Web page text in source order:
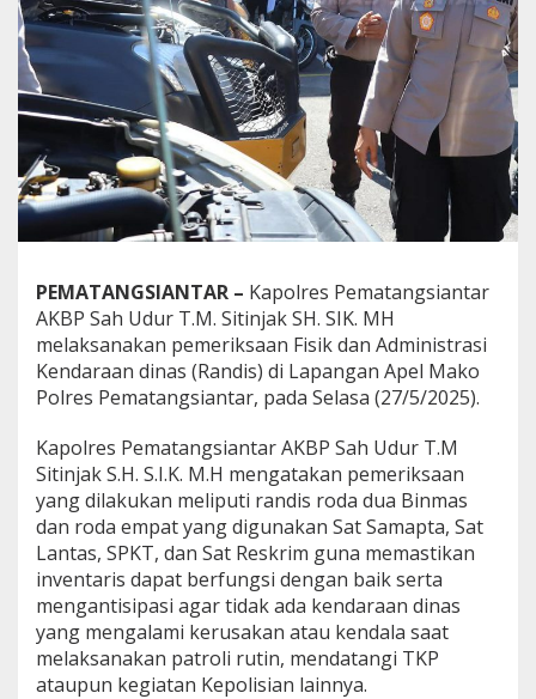
t
a
r
i
s
B
e
r
f
u
n
i
,
K
a
p
o
r
e
s
P
e
m
a
a
n
g
s
PEMATANGSIANTAR – Kapolres Pematangsiantar
AKBP Sah Udur T.M. Sitinjak SH. SIK. MH
melaksanakan pemeriksaan Fisik dan Administrasi
Kendaraan dinas (Randis) di Lapangan Apel Mako
Polres Pematangsiantar, pada Selasa (27/5/2025).
Kapolres Pematangsiantar AKBP Sah Udur T.M
Sitinjak S.H. S.I.K. M.H mengatakan pemeriksaan
yang dilakukan meliputi randis roda dua Binmas
dan roda empat yang digunakan Sat Samapta, Sat
Lantas, SPKT, dan Sat Reskrim guna memastikan
inventaris dapat berfungsi dengan baik serta
mengantisipasi agar tidak ada kendaraan dinas
yang mengalami kerusakan atau kendala saat
melaksanakan patroli rutin, mendatangi TKP
ataupun kegiatan Kepolisian lainnya.